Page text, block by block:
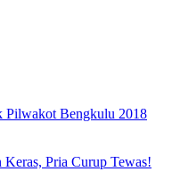
Pilwakot Bengkulu 2018
Pria Curup Tewas!